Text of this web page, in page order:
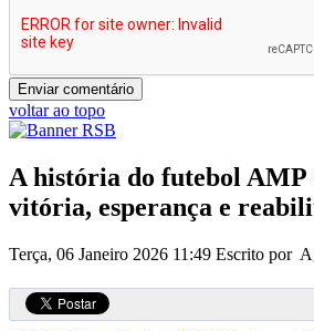
voltar ao topo
A história do futebol AMP
vitória, esperança e
Terça, 06 Janeiro 2026 11:49 Escrito por